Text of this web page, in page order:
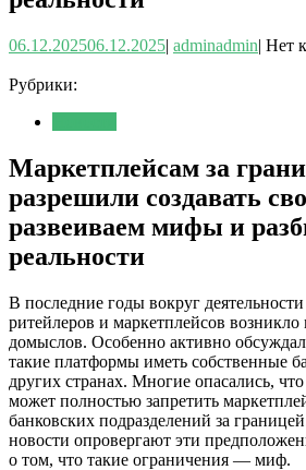
06.12.202506.12.2025| adminadmin| Нет
Рубрики:
Маркетплейсам за
разрешили создавать
развеиваем мифы и
реальности
В последние годы вокруг
ритейлеров и маркетплейсов
домыслов. Особенно активно
такие платформы иметь собственные
других странах. Многие опасались, что
может полностью запретить
банковских подразделений за
новости опровергают эти
о том, что такие ограничения — миф.